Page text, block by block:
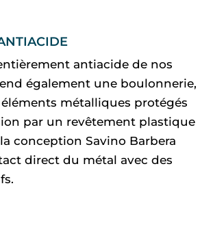
antiacide de nos
également une boulonnerie,
métalliques protégés
par un revêtement plastique
conception Savino Barbera
direct du métal avec des